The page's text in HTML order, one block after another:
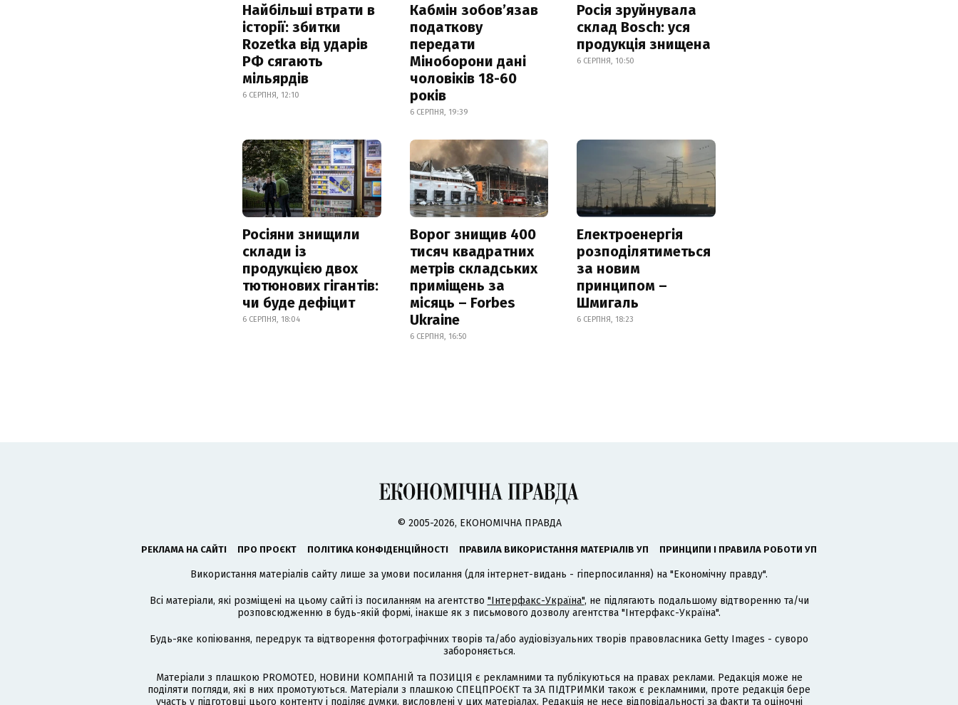
Найбільші втрати в
історії: збитки
Rozetka від ударів
РФ сягають
мільярдів
6 СЕРПНЯ, 12:10
Кабмін зобовʼязав
податкову
передати
Міноборони дані
чоловіків 18-60
років
6 СЕРПНЯ, 19:39
Росія зруйнувала
склад Bosch: уся
продукція знищена
6 СЕРПНЯ, 10:50
Росіяни знищили
склади із
продукцією двох
тютюнових гігантів:
чи буде дефіцит
6 СЕРПНЯ, 18:04
Ворог знищив 400
тисяч квадратних
метрів складських
приміщень за
місяць – Forbes
Ukraine
6 СЕРПНЯ, 16:50
Електроенергія
розподілятиметься
за новим
принципом –
Шмигаль
6 СЕРПНЯ, 18:23
© 2005-2026, ЕКОНОМІЧНА ПРАВДА
РЕКЛАМА НА САЙТІ ПРО ПРОЄКТ ПОЛІТИКА КОНФІДЕНЦІЙНОСТІ ПРАВИЛА ВИКОРИСТАННЯ МАТЕРІАЛІВ УП ПРИНЦИПИ І ПРАВИЛА РОБОТИ УП
Використання матеріалів сайту лише за умови посилання (для інтернет-видань - гіперпосилання) на "Економічну правду".
Всі матеріали, які розміщені на цьому сайті із посиланням на агентство "Інтерфакс-Україна", не підлягають подальшому відтворенню та/чи
розповсюдженню в будь-якій формі, інакше як з письмового дозволу агентства "Інтерфакс-Україна".
Будь-яке копіювання, передрук та відтворення фотографічних творів та/або аудіовізуальних творів правовласника Getty Images - суворо
забороняється.
Матеріали з плашкою PROMOTED, НОВИНИ КОМПАНІЙ та ПОЗИЦІЯ є рекламними та публікуються на правах реклами. Редакція може не
поділяти погляди, які в них промотуються. Матеріали з плашкою СПЕЦПРОЄКТ та ЗА ПІДТРИМКИ також є рекламними, проте редакція бере
участь у підготовці цього контенту і поділяє думки, висловлені у цих матеріалах. Редакція не несе відповідальності за факти та оціночні